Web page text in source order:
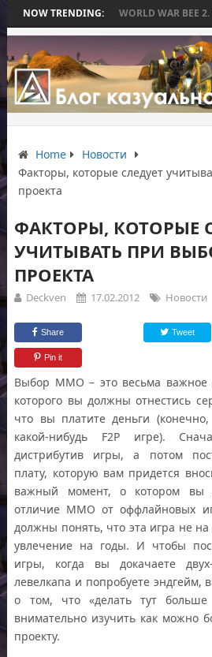
NOW TRENDING:
БИТВЫ WORLD WAR BEE 2.
Home
Новости
Факторы, которые следует
проекта
ФАКТОРЫ, КОТОРЫЕ
УЧИТЫВАТЬ ПРИ
ПРОЕКТА
Deckven 17.02.2012 Новости
Share Tweet
Pin it
Выбор ММО – это весьма
которого вы должны отнестись
что вы платите деньги
какой-нибудь F2P игре).
дистрибутив игры, а потом
плату, которую вам придется
важный момент, о котором вы
отличие ММО от оффлайновых
должны понять, что эта игра не
увлечение на годы. И чтобы
игры, когда вы докачаете
левелкапа и попробуете
о том, что «делать тут
внимательно изучить как можно
проекту.